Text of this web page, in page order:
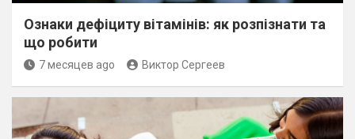
Ознаки дефіциту вітамінів: як розпізнати та
що робити
7 месяцев ago Виктор Сергеев